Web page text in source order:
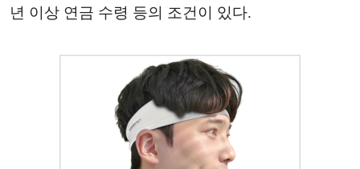
년 이상 연금 수령 등의 조건이 있다.